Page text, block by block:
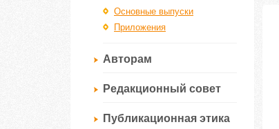
Основные выпуски
Приложения
Авторам
Редакционный совет
Публикационная этика